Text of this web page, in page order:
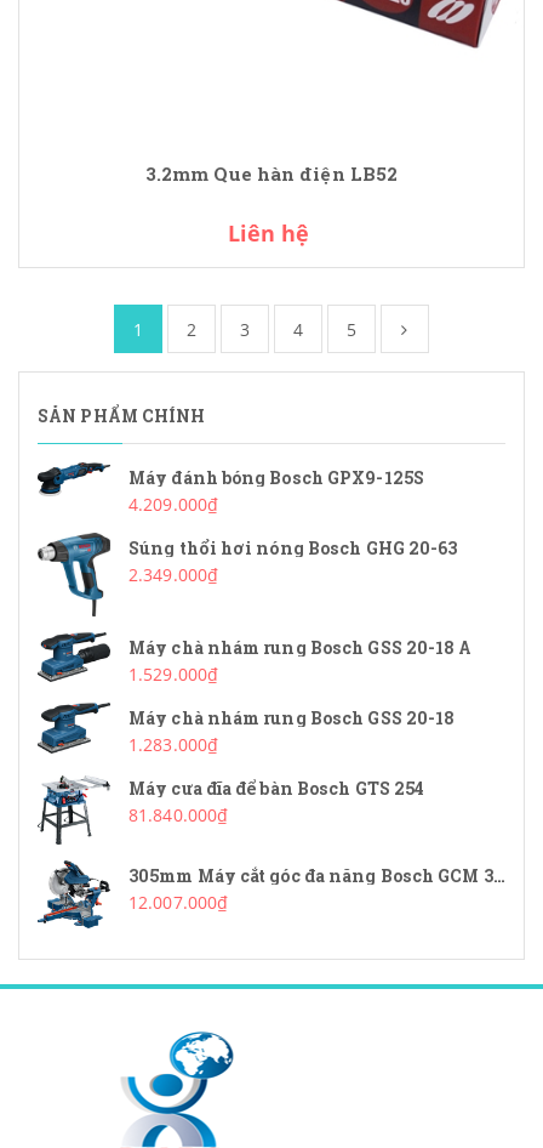
3.2mm Que hàn điện LB52
Liên hệ
1 2 3 4 5
SẢN PHẨM CHÍNH
Máy đánh bóng Bosch GPX9-125S
4.209.000₫
Súng thổi hơi nóng Bosch GHG 20-63
2.349.000₫
Máy chà nhám rung Bosch GSS 20-18 A
1.529.000₫
Máy chà nhám rung Bosch GSS 20-18
1.283.000₫
Máy cưa đĩa để bàn Bosch GTS 254
81.840.000₫
305mm Máy cắt góc đa năng Bosch GCM 340-305D
12.007.000₫